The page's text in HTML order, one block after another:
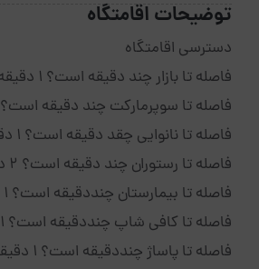
توضیحات اقامتگاه
دسترسی اقامتگاه
فاصله تا بازار چند دقیقه است؟ 1 دقیقه
فاصله تا سوپرمارکت چند دقیقه است؟ 1 دقیقه
فاصله تا نانوایی چقد دقیقه است؟ 1 دقیقه
فاصله تا رستوران چند دقیقه است؟ 2 دقیقه
فاصله تا بیمارستان چنددقیقه است؟ 1 دقیقه
فاصله تا کافی شاپ چنددقیقه است؟ 1 دقیقه
فاصله تا پاساژ چنددقیقه است؟ 1 دقیقه